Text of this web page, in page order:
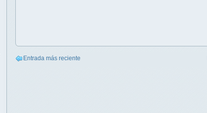
Entrada más reciente